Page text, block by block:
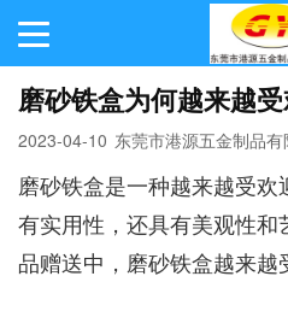
磨砂铁盒为何越来越
2023-04-10 东莞市港源五金制品有
磨砂铁盒是一种越来越受
有实用性，还具有美观性
品赠送中，磨砂铁盒越来越